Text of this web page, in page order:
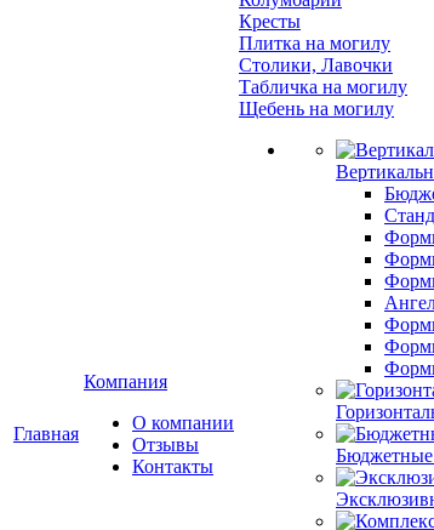
Главная
Компания
О компании
Отзывы
Контакты
Кресты
Плитка на могилу
Столики, Лавочки
Табличка на могилу
Щебень на могилу
Бюджетные